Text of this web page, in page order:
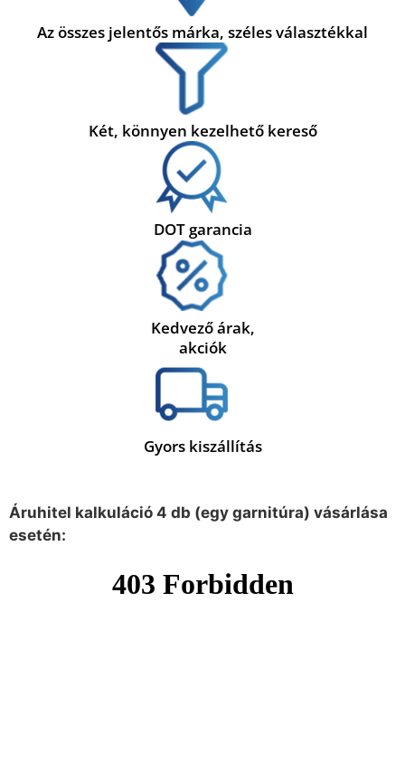
Az összes jelentős márka, széles választékkal
Két, könnyen kezelhető kereső
DOT garancia
Kedvező árak,
akciók
Gyors kiszállítás
Áruhitel kalkuláció 4 db (egy garnitúra) vásárlása
esetén: